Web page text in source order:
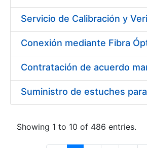
Showing 1 to 10 of 486 entries.